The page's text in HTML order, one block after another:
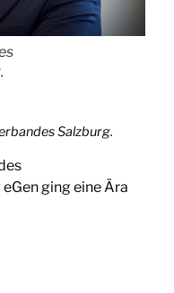
Salzburg.
ging eine Ära